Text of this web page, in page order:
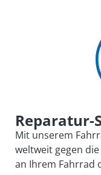
Reparatur-
Mit unserem
weltweit gegen
an Ihrem Fahrrad